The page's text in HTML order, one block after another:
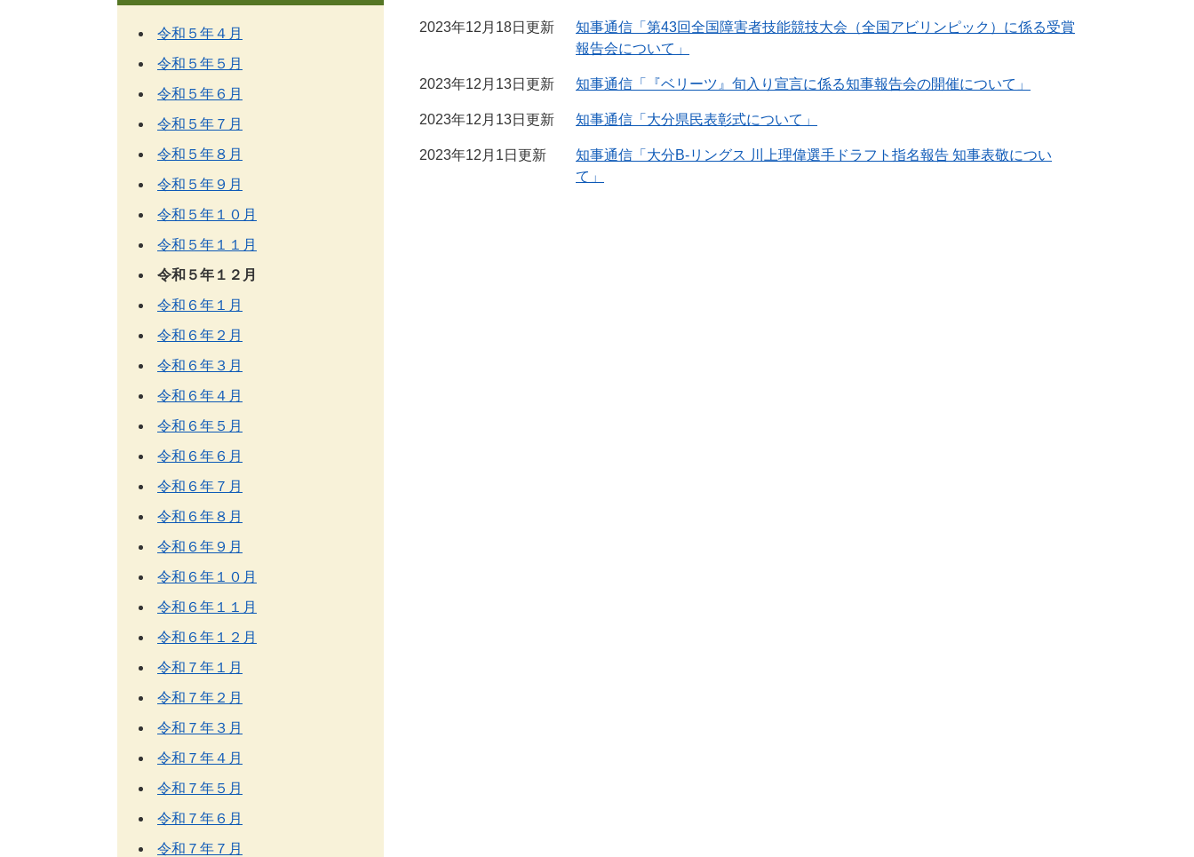
2023年12月18日更新
知事通信「第43回全国障害者技能競技大会（全国アビリンピック）に係る受賞
報告会について」
2023年12月13日更新 知事通信「『ベリーツ』旬入り宣言に係る知事報告会の開催について」
2023年12月13日更新 知事通信「大分県民表彰式について」
2023年12月1日更新
知事通信「大分B-リングス 川上理偉選手ドラフト指名報告 知事表敬につい
て」
令和５年４月
令和５年５月
令和５年６月
令和５年７月
令和５年８月
令和５年９月
令和５年１０月
令和５年１１月
令和５年１２月
令和６年１月
令和６年２月
令和６年３月
令和６年４月
令和６年５月
令和６年６月
令和６年７月
令和６年８月
令和６年９月
令和６年１０月
令和６年１１月
令和６年１２月
令和７年１月
令和７年２月
令和７年３月
令和７年４月
令和７年５月
令和７年６月
令和７年７月